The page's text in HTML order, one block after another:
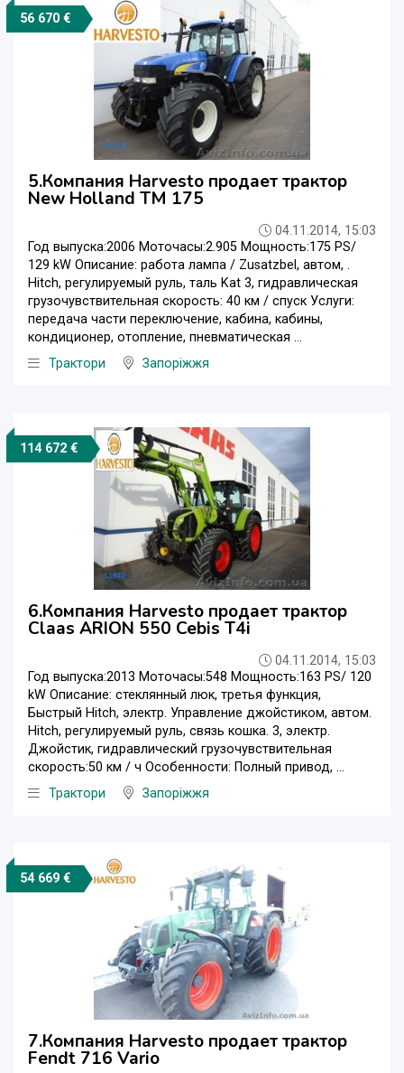
56 670 €
5.Компания Harvesto продает трактор
New Holland TM 175
04.11.2014, 15:03
Год выпуска:2006 Моточасы:2.905 Мощность:175 PS/
129 kW Описание: работа лампа / Zusatzbel, автом, .
Hitch, регулируемый руль, таль Kat 3, гидравлическая
грузочувствительная скорость: 40 км / спуск Услуги:
передача части переключение, кабина, кабины,
кондиционер, отопление, пневматическая ...
Трактори
Запоріжжя
114 672 €
6.Компания Harvesto продает трактор
Claas ARION 550 Cebis T4i
04.11.2014, 15:03
Год выпуска:2013 Моточасы:548 Мощность:163 PS/ 120
kW Описание: стеклянный люк, третья функция,
Быстрый Hitch, электр. Управление джойстиком, автом.
Hitch, регулируемый руль, связь кошка. 3, электр.
Джойстик, гидравлический грузочувствительная
скорость:50 км / ч Особенности: Полный привод, ...
Трактори
Запоріжжя
54 669 €
7.Компания Harvesto продает трактор
Fendt 716 Vario